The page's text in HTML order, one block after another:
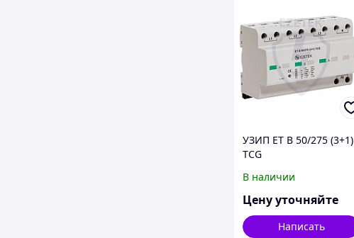
УЗИП ET B 50/275 (3+1)
TCG
В наличии
Цену уточняйте
Написать